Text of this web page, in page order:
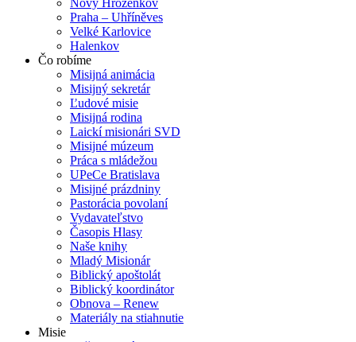
Praha – Uhříněves
Velké Karlovice
Halenkov
Čo robíme
Misijná animácia
Misijný sekretár
Ľudové misie
Misijná rodina
Laickí misionári SVD
Misijné múzeum
Práca s mládežou
UPeCe Bratislava
Misijné prázdniny
Pastorácia povolaní
Vydavateľstvo
Časopis Hlasy
Naše knihy
Mladý Misionár
Biblický apoštolát
Biblický koordinátor
Obnova – Renew
Materiály na stiahnutie
Misie